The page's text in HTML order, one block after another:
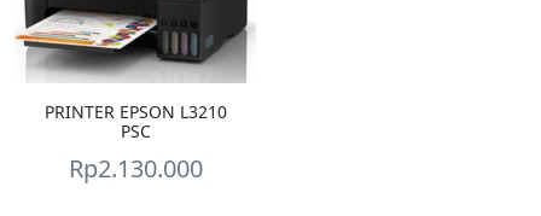
PRINTER EPSON L3210
PSC
Rp2.130.000